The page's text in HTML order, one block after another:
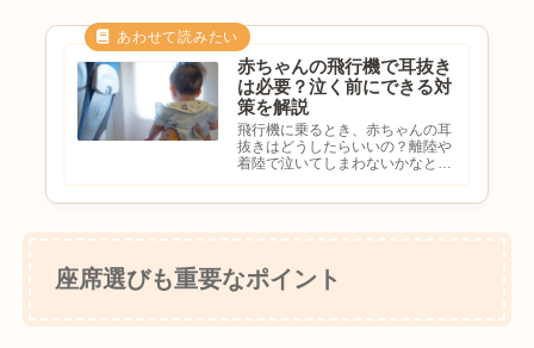
赤ちゃんの飛行機で耳抜き
は必要？泣く前にできる対
策を解説
飛行機に乗るとき、赤ちゃんの耳
抜きはどうしたらいいの？離陸や
着陸で泣いてしまわないかなと不
すが、赤ちゃんは自分で耳抜きが
座席選びも重要なポイント